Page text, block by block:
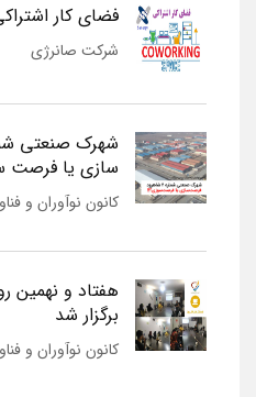
فضای کار
شرکت صانرژی
سازی یا فرصت
کانون نوآوران و
هفتاد و نهمین
برگزار شد
کانون نوآوران و